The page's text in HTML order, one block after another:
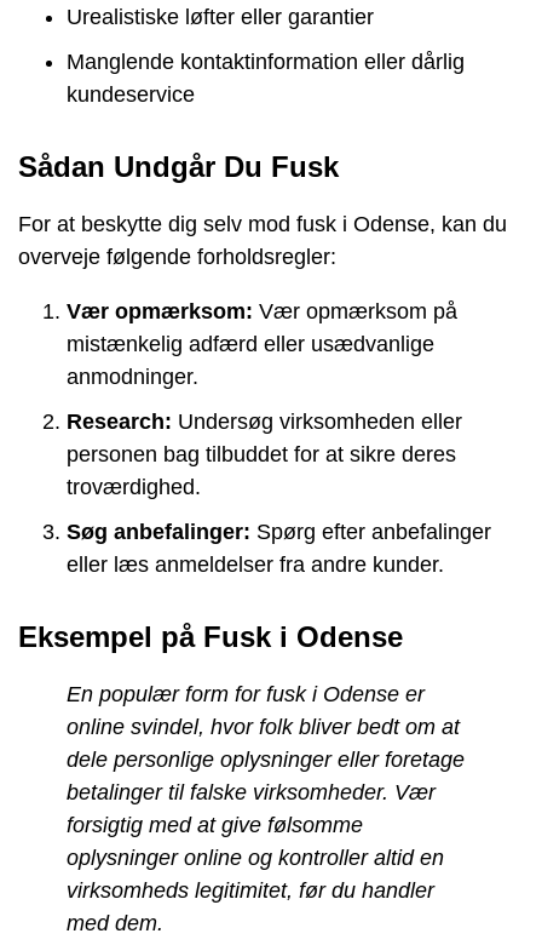
Urealistiske løfter eller garantier
Manglende kontaktinformation eller dårlig
kundeservice
Sådan Undgår Du Fusk
For at beskytte dig selv mod fusk i Odense, kan du
overveje følgende forholdsregler:
Vær opmærksom: Vær opmærksom på
mistænkelig adfærd eller usædvanlige
anmodninger.
Research: Undersøg virksomheden eller
personen bag tilbuddet for at sikre deres
troværdighed.
Søg anbefalinger: Spørg efter anbefalinger
eller læs anmeldelser fra andre kunder.
Eksempel på Fusk i Odense
En populær form for fusk i Odense er
online svindel, hvor folk bliver bedt om at
dele personlige oplysninger eller foretage
betalinger til falske virksomheder. Vær
forsigtig med at give følsomme
oplysninger online og kontroller altid en
virksomheds legitimitet, før du handler
med dem.